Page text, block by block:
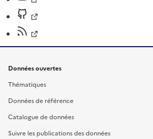
Données ouvertes
Thématiques
Données de référence
Catalogue de données
Suivre les publications des données